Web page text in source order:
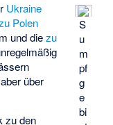
S
u
m
pf
g
e
bi
Ukraine
Polen
und diezu
über
zu den